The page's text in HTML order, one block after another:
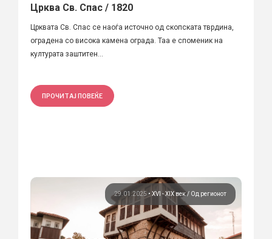
Црква Св. Спас / 1820
Црквата Св. Спас се наоѓа источно од скопската тврдина,
оградена со висока камена ограда. Таа е споменик на
културата заштитен...
ПРОЧИТАЈ ПОВЕЌЕ
29.01.2025 • XVI - XIX век Од регионот